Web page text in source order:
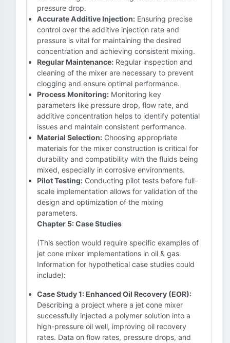
pressure drop.
Accurate Additive Injection: Ensuring precise
control over the additive injection rate and
pressure is vital for maintaining the desired
concentration and achieving consistent mixing.
Regular Maintenance: Regular inspection and
cleaning of the mixer are necessary to prevent
clogging and ensure optimal performance.
Process Monitoring: Monitoring key
parameters like pressure drop, flow rate, and
additive concentration helps to identify potential
issues and maintain consistent performance.
Material Selection: Choosing appropriate
materials for the mixer construction is critical for
durability and compatibility with the fluids being
mixed, especially in corrosive environments.
Pilot Testing: Conducting pilot tests before full-
scale implementation allows for validation of the
design and optimization of the mixing
parameters.
Chapter 5: Case Studies
(This section would require specific examples of
jet cone mixer implementations in oil & gas.
Information for hypothetical case studies could
include):
Case Study 1: Enhanced Oil Recovery (EOR):
Describing a project where a jet cone mixer
successfully injected a polymer solution into a
high-pressure oil well, improving oil recovery
rates. Data on flow rates, pressure drops, and